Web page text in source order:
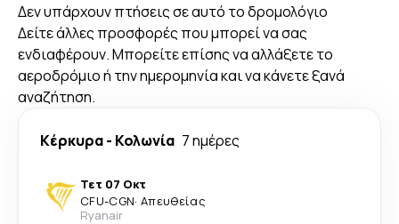
Δεν υπάρχουν πτήσεις σε αυτό το δρομολόγιο
Δείτε άλλες προσφορές που μπορεί να σας
ενδιαφέρουν. Μπορείτε επίσης να αλλάξετε το
αεροδρόμιο ή την ημερομηνία και να κάνετε ξανά
αναζήτηση.
Κέρκυρα- Κολωνία 7 ημέρες
Τετ 07 Οκτ
CFU-CGN· Απευθείας
Ryanair